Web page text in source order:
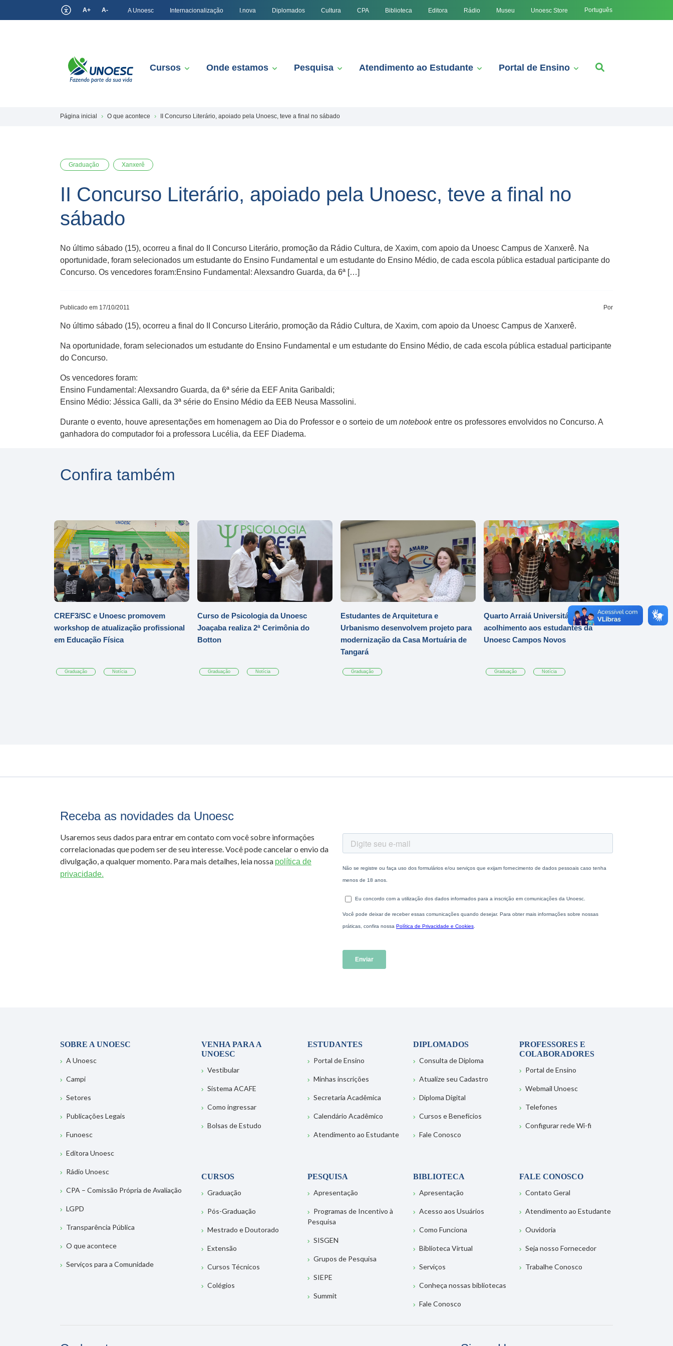
A+ A- A Unoesc Internacionalização I.nova Diplomados Cultura CPA Biblioteca Editora Rádio Museu Unoesc Store Português
Cursos Onde estamos Pesquisa Atendimento ao Estudante Portal de Ensino
Página inicial O que acontece II Concurso Literário, apoiado pela Unoesc, teve a final no sábado
Graduação Xanxerê
II Concurso Literário, apoiado pela Unoesc, teve a final no
sábado
No último sábado (15), ocorreu a final do II Concurso Literário, promoção da Rádio Cultura, de Xaxim, com apoio da Unoesc Campus de Xanxerê. Na
oportunidade, foram selecionados um estudante do Ensino Fundamental e um estudante do Ensino Médio, de cada escola pública estadual participante do
Concurso. Os vencedores foram:Ensino Fundamental: Alexsandro Guarda, da 6ª […]
Publicado em 17/10/2011 Por
No último sábado (15), ocorreu a final do II Concurso Literário, promoção da Rádio Cultura, de Xaxim, com apoio da Unoesc Campus de Xanxerê.
Na oportunidade, foram selecionados um estudante do Ensino Fundamental e um estudante do Ensino Médio, de cada escola pública estadual participante
do Concurso.
Os vencedores foram:
Ensino Fundamental: Alexsandro Guarda, da 6ª série da EEF Anita Garibaldi;
Ensino Médio: Jéssica Galli, da 3ª série do Ensino Médio da EEB Neusa Massolini.
Durante o evento, houve apresentações em homenagem ao Dia do Professor e o sorteio de um notebookentre os professores envolvidos no Concurso. A
ganhadora do computador foi a professora Lucélia, da EEF Diadema.
Confira também
CREF3/SC e Unoesc promovem
workshop de atualização profissional
em Educação Física
Graduação Notícia
Curso de Psicologia da Unoesc
Joaçaba realiza 2ª Cerimônia do
Botton
Graduação Notícia
Estudantes de Arquitetura e
Urbanismo desenvolvem projeto para
modernização da Casa Mortuária de
Tangará
Graduação
Quarto Arraiá Universitário marca
acolhimento aos estudantes da
Unoesc Campos Novos
Graduação Notícia
Receba as novidades da Unoesc
Usaremos seus dados para entrar em contato com você sobre informações
correlacionadas que podem ser de seu interesse. Você pode cancelar o envio da
divulgação, a qualquer momento. Para mais detalhes, leia nossa política de
privacidade.
SOBRE A UNOESC
A Unoesc
Campi
Setores
Publicações Legais
Funoesc
Editora Unoesc
Rádio Unoesc
CPA – Comissão Própria de Avaliação
LGPD
Transparência Pública
O que acontece
Serviços para a Comunidade
VENHA PARA A
UNOESC
Vestibular
Sistema ACAFE
Como ingressar
Bolsas de Estudo
ESTUDANTES
Portal de Ensino
Minhas inscrições
Secretaria Acadêmica
Calendário Acadêmico
Atendimento ao Estudante
DIPLOMADOS
Consulta de Diploma
Atualize seu Cadastro
Diploma Digital
Cursos e Benefícios
Fale Conosco
PROFESSORES E
COLABORADORES
Portal de Ensino
Webmail Unoesc
Telefones
Configurar rede Wi-fi
CURSOS
Graduação
Pós-Graduação
Mestrado e Doutorado
Extensão
Cursos Técnicos
Colégios
PESQUISA
Apresentação
Programas de Incentivo à
Pesquisa
SISGEN
Grupos de Pesquisa
SIEPE
Summit
BIBLIOTECA
Apresentação
Acesso aos Usuários
Como Funciona
Biblioteca Virtual
Serviços
Conheça nossas bibliotecas
Fale Conosco
FALE CONOSCO
Contato Geral
Atendimento ao Estudante
Ouvidoria
Seja nosso Fornecedor
Trabalhe Conosco